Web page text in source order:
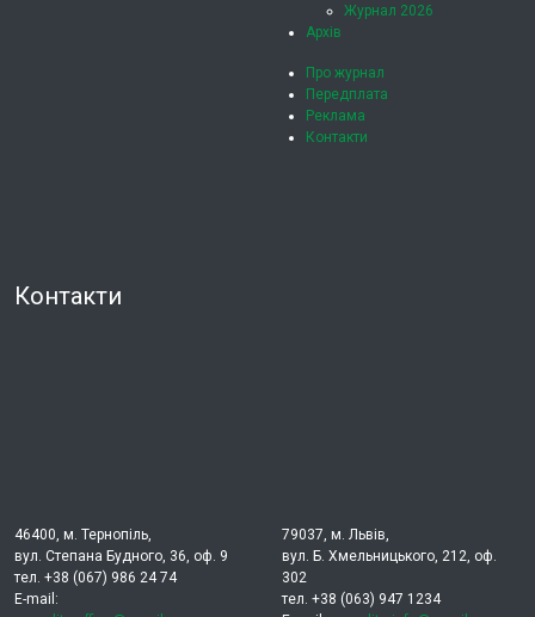
Журнал 2026
Архів
Про журнал
Передплата
Реклама
Контакти
Контакти
46400, м. Тернопіль,
вул. Степана Будного, 36, оф. 9
тел. +38 (067) 986 24 74
E-mail:
79037, м. Львів,
вул. Б. Хмельницького, 212, оф.
302
тел. +38 (063) 947 1234